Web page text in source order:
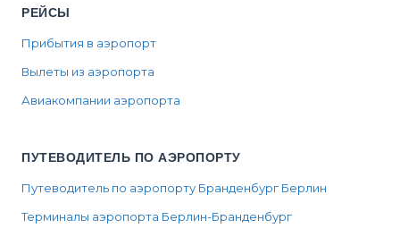
РЕЙСЫ
Прибытия в аэропорт
Вылеты из аэропорта
Авиакомпании аэропорта
ПУТЕВОДИТЕЛЬ ПО АЭРОПОРТУ
Путеводитель по аэропорту Бранденбург Берлин
Терминалы аэропорта Берлин-Бранденбург